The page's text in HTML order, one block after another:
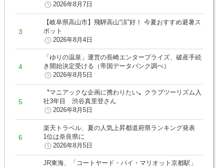
2026年8月7日
【岐阜県高山市】飛騨高山“涼”好！ 今夏おすすめ避暑ス
ポット
2026年8月4日
「ゆりの温泉」運営の長崎エンタープライズ、破産手続
き開始決定受ける（帝国データバンク調べ）
2026年8月5日
〝マニアックな企画に携わりたい〟クラブツーリズム入
社3年目 渋谷真里登さん
2026年8月5日
楽天トラベル、夏の人気上昇都道府県ランキング発表
1位は奈良県に
2026年8月5日
JR東海、「コートヤード・バイ・マリオット京都駅」